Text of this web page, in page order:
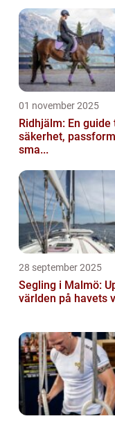
01 november 2025
Ridhjälm: En guide
säkerhet,
sma...
28 september 2025
Segling i Malmö:
världen på havets